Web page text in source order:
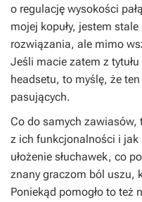
o regulację wysokości
mojej kopuły, jestem
rozwiązania, ale mimo
Jeśli macie zatem z
headsetu, to myślę, że
pasujących.
Co do samych zawiasów,
z ich funkcjonalności i jak
ułożenie słuchawek, co
znany graczom ból uszu,
Poniekąd pomogło to też